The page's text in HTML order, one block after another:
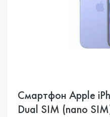
Смартфон Apple
Dual SIM (nano